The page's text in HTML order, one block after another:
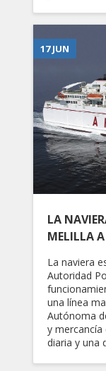
17 JUN
LA
MELILLA
La naviera
Autoridad
una línea
Autónoma
y
diaria y una